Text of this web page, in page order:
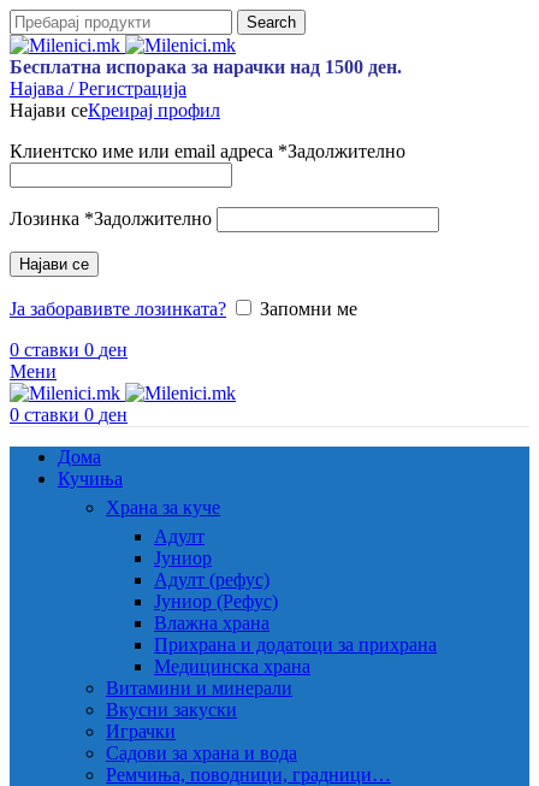
Search
Бесплатна испорака за нарачки над 1500 ден.
Најава / Регистрација
Најави сеКреирај профил
Клиентско име или email адреса *Задолжително
Лозинка *Задолжително
Најави се
Ја заборавивте лозинката?
Запомни ме
0 ставки 0 ден
Мени
0 ставки 0 ден
Дома
Кучиња
Храна за куче
Адулт
Јуниор
Адулт (рефус)
Јуниор (Рефус)
Влажна храна
Прихрана и додатоци за прихрана
Медицинска храна
Витамини и минерали
Вкусни закуски
Играчки
Садови за храна и вода
Ремчиња, поводници, градници…